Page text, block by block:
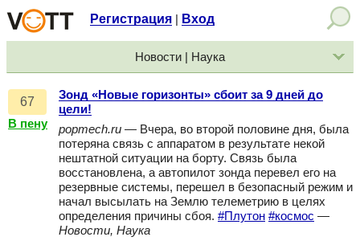
Регистрация Вход
Новости | Наука
67
В пену
Зонд «Новые горизонты» сбоит за 9 дней до
цели!
popmech.ru — Вчера, во второй половине дня, была
потеряна связь с аппаратом в результате некой
нештатной ситуации на борту. Связь была
восстановлена, а автопилот зонда перевел его на
резервные системы, перешел в безопасный режим и
начал высылать на Землю телеметрию в целях
определения причины сбоя. #Плутон #космос —
Новости, Наука